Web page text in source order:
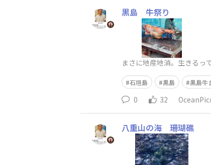
黒島 牛祭り
まさに地産地消。生きるっ
石垣島 黒島 黒島牛
0 32
八重山の海 珊瑚礁